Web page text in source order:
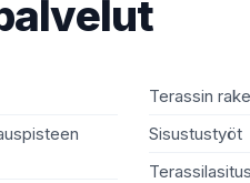
Terassin
Sisustustyöt
Terassilasitus